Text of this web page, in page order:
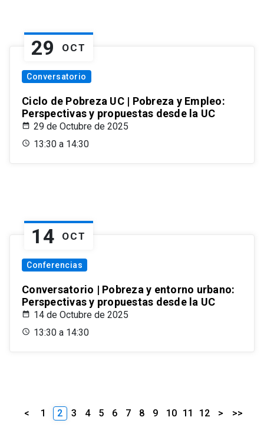
29 OCT
Conversatorio
Ciclo de Pobreza UC | Pobreza y Empleo:
Perspectivas y propuestas desde la UC
29 de Octubre de 2025
13:30 a 14:30
14 OCT
Conferencias
Conversatorio | Pobreza y entorno urbano:
Perspectivas y propuestas desde la UC
14 de Octubre de 2025
13:30 a 14:30
< 1 2 3 4 5 6 7 8 9 10 11 12 > >>